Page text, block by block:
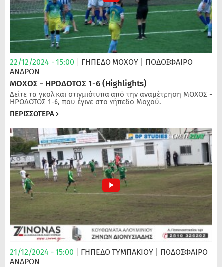
22/12/2024 - 15:00 ΓΗΠΕΔΟ ΜΟΧΟΥ
| ΠΟΔΌΣΦΑΙΡΟ
ΑΝΔΡΏΝ
ΜΟΧΟΣ - ΗΡΟΔΟΤΟΣ 1-6 (Highlights)
Δείτε τα γκολ και στιγμιότυπα από την αναμέτρηση ΜΟΧΟΣ -
ΗΡΟΔΟΤΟΣ 1-6, που έγινε στο γήπεδο Μοχού.
ΠΕΡΙΣΣΟΤΕΡΑ
21/12/2024 - 15:00 ΓΗΠΕΔΟ ΤΥΜΠΑΚΙΟΥ
| ΠΟΔΌΣΦΑΙΡΟ
ΑΝΔΡΏΝ